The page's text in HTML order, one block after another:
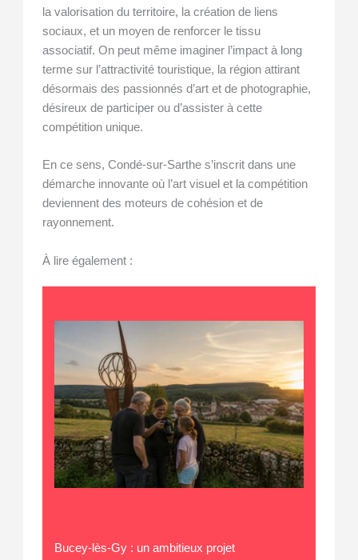
la valorisation du territoire, la création de liens
sociaux, et un moyen de renforcer le tissu
associatif. On peut même imaginer l’impact à long
terme sur l’attractivité touristique, la région attirant
désormais des passionnés d’art et de photographie,
désireux de participer ou d’assister à cette
compétition unique.
En ce sens, Condé-sur-Sarthe s’inscrit dans une
démarche innovante où l’art visuel et la compétition
deviennent des moteurs de cohésion et de
rayonnement.
À lire également :
Bucey-lès-Gy : un ambitieux projet